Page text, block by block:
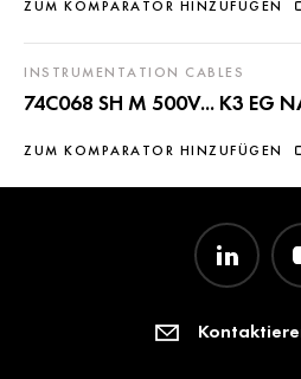
ZUM KOMPARATOR HINZUFÜGEN
ZUM KOMPARATOR HINZUFÜGEN
INSTRUMENTATION CABLES
74C068 SH M 500V... K3 EG